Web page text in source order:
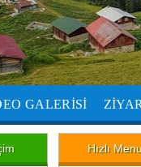
GALERİSİ
Hızlı